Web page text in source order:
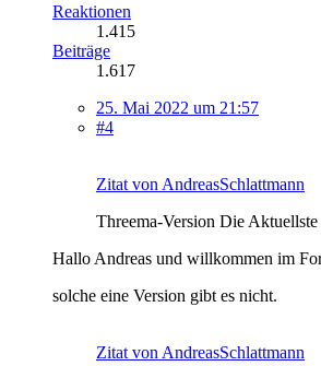
Reaktionen
1.415
Beiträge
1.617
25. Mai 2022 um 21:57
#4
Zitat von AndreasSchlattmann
Threema-Version Die Aktuellste
Hallo Andreas und willkommen im
solche eine Version gibt es nicht.
Zitat von AndreasSchlattmann